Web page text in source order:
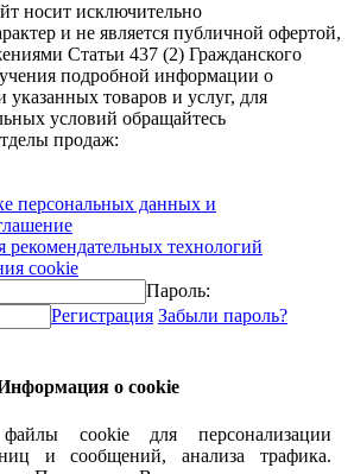
носит исключительно
и не является публичной офертой,
Статьи 437 (2) Гражданского
подробной информации о
товаров и услуг, для
условий обращайтесь
продаж:
персональных данных и
технологий
cookie
Пароль:
Регистрация Забыли пароль?
о cookie
cookie для персонализации
и сообщений, анализа трафика.